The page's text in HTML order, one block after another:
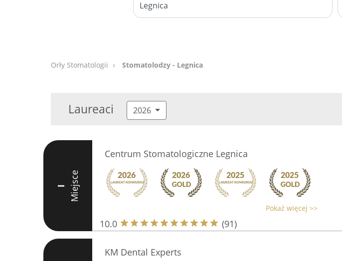
Orły Stomatologii Stomatolodzy - Legnica
Laureaci 2026
I Miejsce
Centrum Stomatologiczne Legnica
Pokaż więcej >>
10.0 (91)
KM Dental Experts